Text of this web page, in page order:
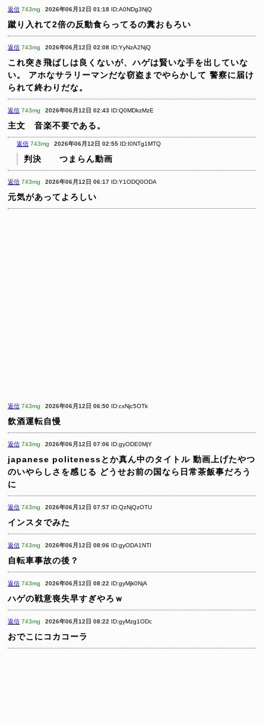
返信 743mg 2026年06月12日 01:18 ID:A0NDg3NjQ
蹴り入れて2倍の反動食らってるの糞おもろい
返信 743mg 2026年06月12日 02:08 ID:YyNzA2NjQ
これ突き飛ばしは良くないが、ハゲは賢いな手を出していな
い。
アホなサラリーマンだな窃盗までやらかして 警察に届け
られて終わりだな。
返信 743mg 2026年06月12日 02:43 ID:Q0MDkzMzE
主文 音楽不要である。
返信 743mg 2026年06月12日 02:55 ID:I0NTg1MTQ
判決 つまらん動画
返信 743mg 2026年06月12日 06:17 ID:Y1ODQ0ODA
元気があってよろしい
返信 743mg 2026年06月12日 06:50 ID:cxNjc5OTk
飲酒運転自慢
返信 743mg 2026年06月12日 07:06 ID:gyODE0MjY
japanese politenessとか真ん中のタイトル 動画上げたやつ
のいやらしさを感じる どうせお前の国なら日常茶飯事だろう
に
返信 743mg 2026年06月12日 07:57 ID:QzNjQzOTU
インスタでみた
返信 743mg 2026年06月12日 08:06 ID:gyODA1NTI
自転車事故の後？
返信 743mg 2026年06月12日 08:22 ID:gyMjk0NjA
ハゲの戦意喪失早すぎやろｗ
返信 743mg 2026年06月12日 08:22 ID:gyMzg1ODc
おでこにコカコーラ